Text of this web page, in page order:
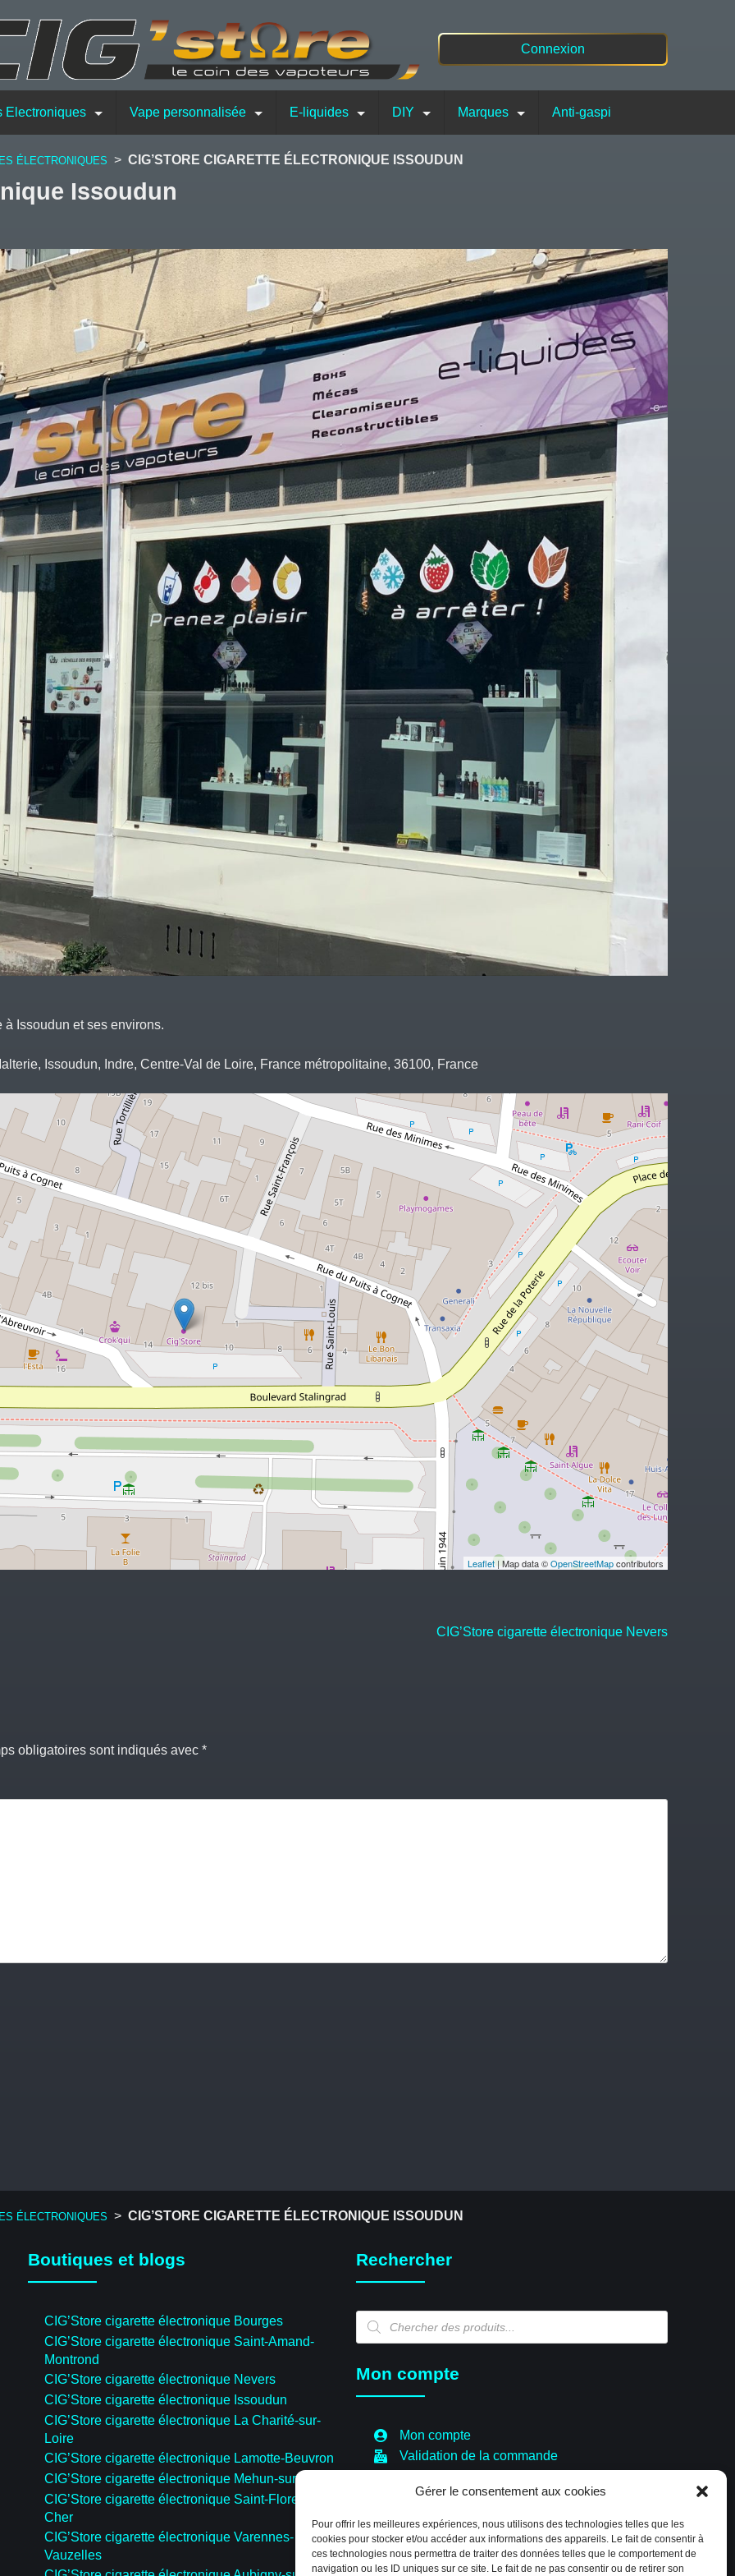
Gérer le consentement aux cookies
Pour offrir les meilleures expériences, nous utilisons des technologies telles que les
cookies pour stocker et/ou accéder aux informations des appareils. Le fait de consentir à
ces technologies nous permettra de traiter des données telles que le comportement de
navigation ou les ID uniques sur ce site. Le fait de ne pas consentir ou de retirer son
Connexion
Electroniques Vape personnalisée E-liquides DIY Marques Anti-gaspi
ÉLECTRONIQUES > CIG’STORE CIGARETTE ÉLECTRONIQUE ISSOUDUN
Issoudun
Issoudun et ses environs.
Issoudun, Indre, Centre-Val de Loire, France métropolitaine, 36100, France
Leaflet | Map data ©OpenStreetMapcontributors
CIG’Store cigarette électronique Nevers
obligatoires sont indiqués avec *
ÉLECTRONIQUES > CIG’STORE CIGARETTE ÉLECTRONIQUE ISSOUDUN
Boutiques et blogs
CIG’Store cigarette électronique Bourges
CIG’Store cigarette électronique Saint-Amand-
Montrond
CIG’Store cigarette électronique Nevers
CIG’Store cigarette électronique Issoudun
CIG’Store cigarette électronique La Charité-sur-
Loire
CIG’Store cigarette électronique Lamotte-Beuvron
CIG’Store cigarette électronique Mehun-sur-Yèvre
CIG’Store cigarette électronique Saint-Florent-sur-
Cher
CIG’Store cigarette électronique Varennes-
Vauzelles
Rechercher
Recherche
Mon compte
Mon compte
Validation de la commande
Boutique
Paiement sécurisé
Politique de cookies (EU)